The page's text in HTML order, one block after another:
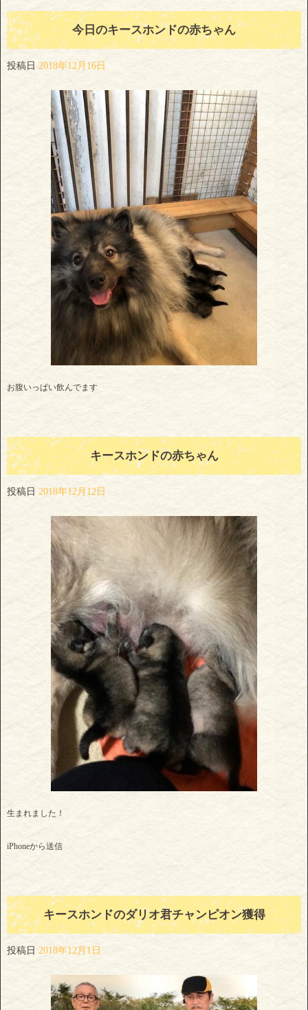
今日のキースホンドの赤ちゃん
投稿日 2018年12月16日
お腹いっぱい飲んでます
キースホンドの赤ちゃん
投稿日 2018年12月12日
生まれました！
iPhoneから送信
キースホンドのダリオ君チャンピオン獲得
投稿日 2018年12月1日